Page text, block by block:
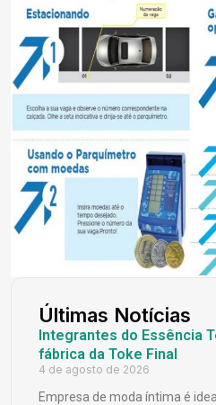
Últimas Notícias
Integrantes do Essência
fábrica da Toke Final
4 de agosto de 2026
Empresa de moda íntima é